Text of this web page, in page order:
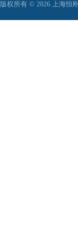
版权所有 © 2026 上海恒